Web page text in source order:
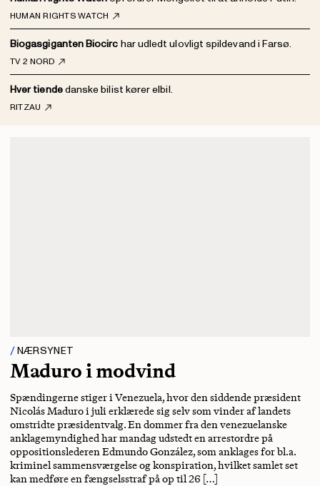
HUMAN RIGHTS WATCH
Biogasgiganten Biocirc har udledt ulovligt spildevand i Farsø.
TV 2 NORD
Hver tiendedanske bilist kører elbil.
RITZAU
NÆRSYNET
Maduro i modvind
Spændingerne stiger i Venezuela, hvor den siddende præsident
Nicolás Maduro i juli erklærede sig selv som vinder af landets
omstridte præsidentvalg. En dommer fra den venezuelanske
anklagemyndighed har mandag udstedt en arrestordre på
oppositionslederen Edmundo González, som anklages for bl.a.
kriminel sammensværgelse og konspiration, hvilket samlet set
kan medføre en fængselsstraf på op til 26 […]